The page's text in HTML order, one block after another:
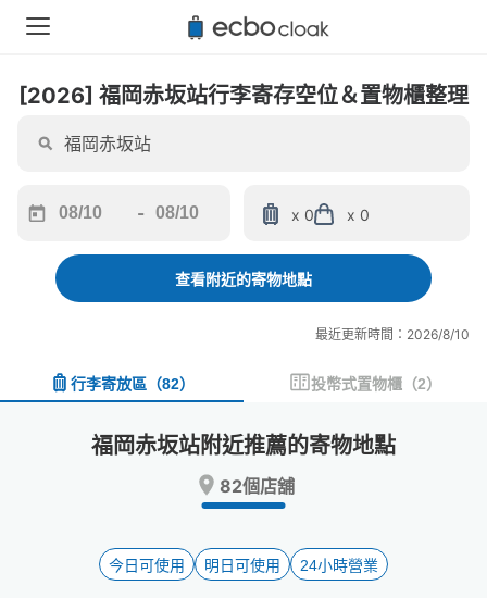
[2026] 福岡赤坂站行李寄存空位＆置物櫃整理
forward
interact
and
date.
-
backward
interact
and
a
date.
key
to
x 0 x 0
查看附近的寄物地點
最近更新時間：2026/8/10
行李寄放區 （82） 投幣式置物櫃 （2）
福岡赤坂站附近推薦的寄物地點
82個店舖
今日可使用 明日可使用 24小時營業